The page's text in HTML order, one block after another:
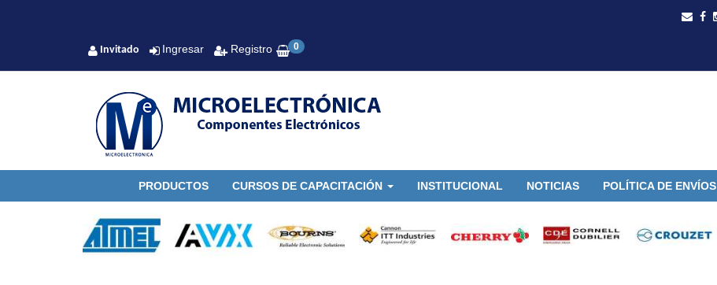
Invitado Ingresar Registro 0
PRODUCTOS CURSOS DE CAPACITACIÓN INSTITUCIONAL NOTICIAS POLÍTICA DE ENVÍOS